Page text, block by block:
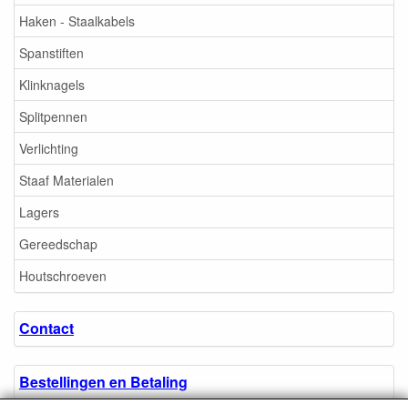
Haken - Staalkabels
Spanstiften
Klinknagels
Splitpennen
Verlichting
Staaf Materialen
Lagers
Gereedschap
Houtschroeven
Contact
Bestellingen en Betaling